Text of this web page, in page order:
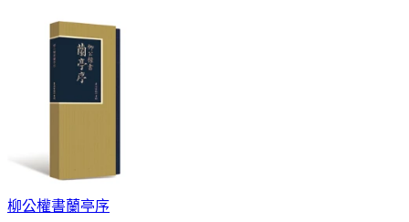
柳公權書蘭亭序